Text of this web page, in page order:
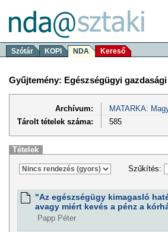
Szótár KOPI NDA Kereső
Gyűjtemény: Egészségügyi
Archívum:
MATARKA:
Tárolt tételek száma:
585
Tételek
Szűkítés:
"Az egészségügy kimagasló
avagy miért kevés a pénz a
Papp Péter